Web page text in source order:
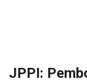
JPPI: